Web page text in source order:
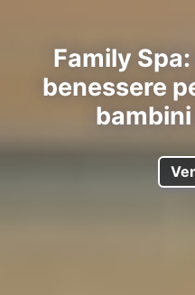
Family
benessere